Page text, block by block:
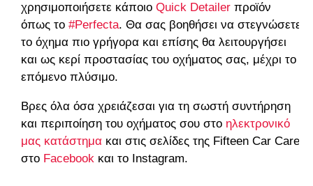
χρησιμοποιήσετε κάποιο Quick Detailer προϊόν
όπως το #Perfecta. Θα σας βοηθήσει να στεγνώσετε
το όχημα πιο γρήγορα και επίσης θα λειτουργήσει
και ως κερί προστασίας του οχήματος σας, μέχρι το
επόμενο πλύσιμο.
Βρες όλα όσα χρειάζεσαι για τη σωστή συντήρηση
και περιποίηση του οχήματος σου στο ηλεκτρονικό
μας κατάστημα και στις σελίδες της Fifteen Car Care
στο Facebook και το Instagram.